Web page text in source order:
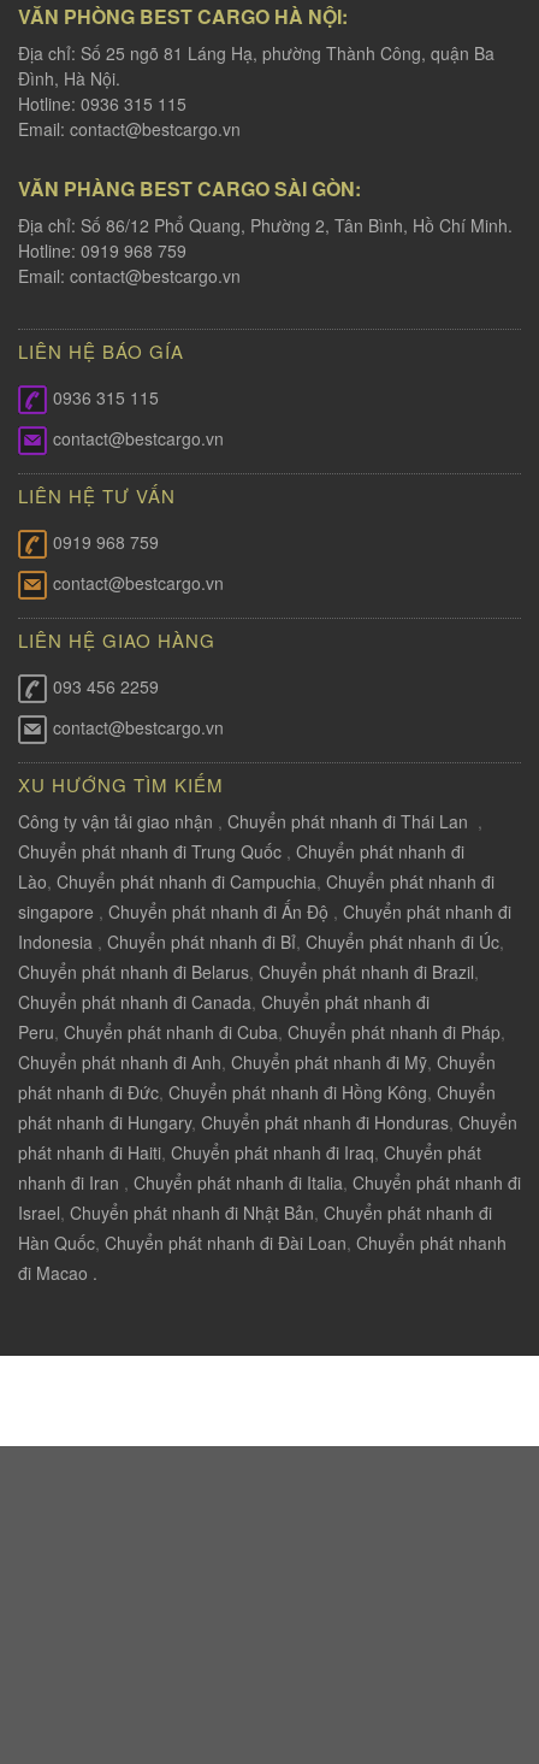
VĂN PHÒNG BEST CARGO HÀ NỘI:
Địa chỉ: Số 25 ngõ 81 Láng Hạ, phường Thành Công, quận Ba
Đình, Hà Nội.
Hotline: 0936 315 115
Email: contact@bestcargo.vn
VĂN PHÀNG BEST CARGO SÀI GÒN:
Địa chỉ: Số 86/12 Phổ Quang, Phường 2, Tân Bình, Hồ Chí Minh.
Hotline: 0919 968 759
Email: contact@bestcargo.vn
LIÊN HỆ BÁO GÍA
0936 315 115
contact@bestcargo.vn
LIÊN HỆ TƯ VẤN
0919 968 759
contact@bestcargo.vn
LIÊN HỆ GIAO HÀNG
093 456 2259
contact@bestcargo.vn
XU HƯỚNG TÌM KIẾM
Công ty vận tải giao nhận , Chuyển phát nhanh đi Thái Lan ,
Chuyển phát nhanh đi Trung Quốc , Chuyển phát nhanh đi
Lào, Chuyển phát nhanh đi Campuchia, Chuyển phát nhanh đi
singapore , Chuyển phát nhanh đi Ấn Độ , Chuyển phát nhanh đi
Indonesia , Chuyển phát nhanh đi Bỉ, Chuyển phát nhanh đi Úc,
Chuyển phát nhanh đi Belarus, Chuyển phát nhanh đi Brazil,
Chuyển phát nhanh đi Canada, Chuyển phát nhanh đi
Peru, Chuyển phát nhanh đi Cuba, Chuyển phát nhanh đi Pháp,
Chuyển phát nhanh đi Anh, Chuyển phát nhanh đi Mỹ, Chuyển
phát nhanh đi Đức, Chuyển phát nhanh đi Hồng Kông, Chuyển
phát nhanh đi Hungary, Chuyển phát nhanh đi Honduras, Chuyển
phát nhanh đi Haiti, Chuyển phát nhanh đi Iraq, Chuyển phát
nhanh đi Iran , Chuyển phát nhanh đi Italia, Chuyển phát nhanh đi
Israel, Chuyển phát nhanh đi Nhật Bản, Chuyển phát nhanh đi
Hàn Quốc, Chuyển phát nhanh đi Đài Loan, Chuyển phát nhanh
đi Macao .